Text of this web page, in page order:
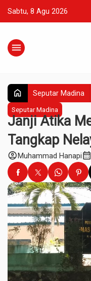
Sabtu, 8 Agu 2026
menu
home Seputar Madina
Seputar Madina
Janji Atika
Tangkap
account_circleMuhammad Hanapicalendar_month